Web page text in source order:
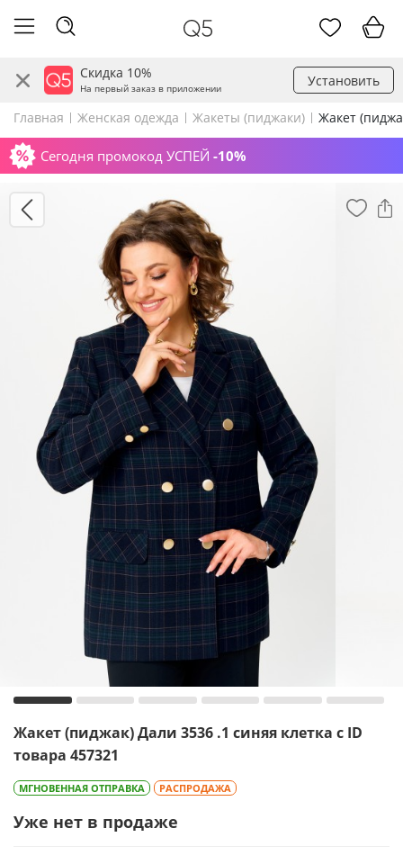
Скидка 10%
На первый заказ в приложении Установить
Главная Женская одежда Жакеты (пиджаки) Жакет
Сегодня промокод УСПЕЙ -10%
Жакет (пиджак) Дали 3536 .1 синяя клетка с ID
товара 457321
МГНОВЕННАЯ ОТПРАВКА РАСПРОДАЖА
Уже нет в продаже